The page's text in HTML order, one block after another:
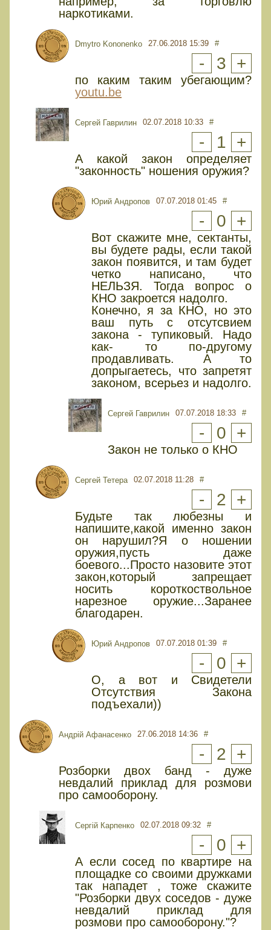
наркотиками.
Dmytro Kononenko 27.06.2018 15:39 #
- 3 +
по каким таким убегающим?
youtu.be
Сергей Гаврилин 02.07.2018 10:33 #
- 1 +
А какой закон определяет
"законность" ношения оружия?
Юрий Андропов 07.07.2018 01:45 #
- 0 +
Вот скажите мне, сектанты,
вы будете рады, если такой
закон появится, и там будет
четко написано, что
НЕЛЬЗЯ. Тогда вопрос о
КНО закроется надолго.
Конечно, я за КНО, но это
ваш путь с отсутсвием
закона - тупиковый. Надо
как- то по-другому
продавливать. А то
допрыгаетесь, что запретят
законом, всерьез и надолго.
Сергей Гаврилин 07.07.2018 18:33 #
- 0 +
Закон не только о КНО
Сергей Тетера 02.07.2018 11:28 #
- 2 +
Будьте так любезны и
напишите,какой именно закон
он нарушил?Я о ношении
оружия,пусть даже
боевого...Просто назовите этот
закон,который запрещает
носить короткоствольное
нарезное оружие...Заранее
благодарен.
Юрий Андропов 07.07.2018 01:39 #
- 0 +
О, а вот и Свидетели
Отсутствия Закона
подъехали))
Андрій Афанасенко 27.06.2018 14:36 #
- 2 +
Розборки двох банд - дуже
невдалий приклад для розмови
про самооборону.
Сергій Карпенко 02.07.2018 09:32 #
- 0 +
А если сосед по квартире на
площадке со своими дружками
так нападет , тоже скажите
"Розборки двух соседов - дуже
невдалий приклад для
розмови про самооборону."?